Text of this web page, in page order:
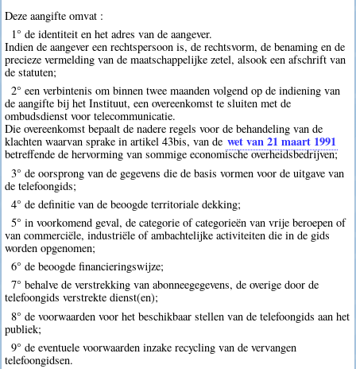
Deze aangifte omvat :
1° de identiteit en het adres van de aangever.
Indien de aangever een rechtspersoon is, de rechtsvorm, de benaming en de
precieze vermelding van de maatschappelijke zetel, alsook een afschrift van
de statuten;
2° een verbintenis om binnen twee maanden volgend op de indiening van
de aangifte bij het Instituut, een overeenkomst te sluiten met de
ombudsdienst voor telecommunicatie.
Die overeenkomst bepaalt de nadere regels voor de behandeling van de
klachten waarvan sprake in artikel 43bis, van de wet van 21 maart 1991
betreffende de hervorming van sommige economische overheidsbedrijven;
3° de oorsprong van de gegevens die de basis vormen voor de uitgave van
de telefoongids;
4° de definitie van de beoogde territoriale dekking;
5° in voorkomend geval, de categorie of categorieën van vrije beroepen of
van commerciële, industriële of ambachtelijke activiteiten die in de gids
worden opgenomen;
6° de beoogde financieringswijze;
7° behalve de verstrekking van abonneegegevens, de overige door de
telefoongids verstrekte dienst(en);
8° de voorwaarden voor het beschikbaar stellen van de telefoongids aan het
publiek;
9° de eventuele voorwaarden inzake recycling van de vervangen
telefoongidsen.